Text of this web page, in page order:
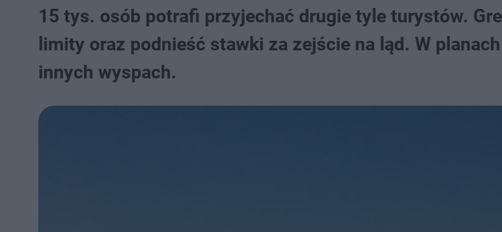
15 tys. osób potrafi przyjechać drugie tyle turystów.
limity oraz podnieść stawki za zejście na ląd. W
innych wyspach.